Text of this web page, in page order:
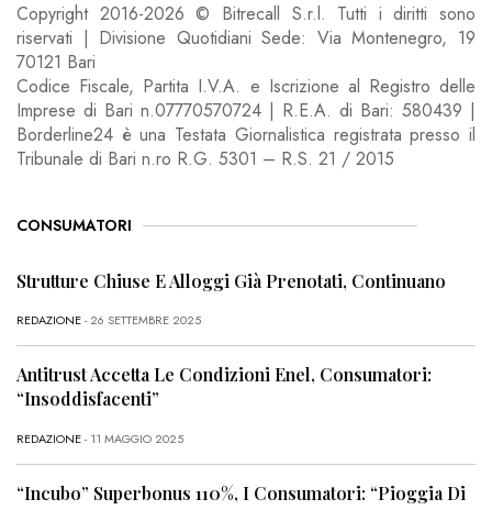
Copyright 2016-2026 © Bitrecall S.r.l. Tutti i diritti sono
riservati | Divisione Quotidiani Sede: Via Montenegro, 19
70121 Bari
Codice Fiscale, Partita I.V.A. e Iscrizione al Registro delle
Imprese di Bari n.07770570724 | R.E.A. di Bari: 580439 |
Borderline24 è una Testata Giornalistica registrata presso il
Tribunale di Bari n.ro R.G. 5301 – R.S. 21 / 2015
CONSUMATORI
Strutture Chiuse E Alloggi Già Prenotati, Continuano
REDAZIONE- 26 SETTEMBRE 2025
Antitrust Accetta Le Condizioni Enel, Consumatori:
“Insoddisfacenti”
REDAZIONE- 11 MAGGIO 2025
“Incubo” Superbonus 110%, I Consumatori: “Pioggia Di